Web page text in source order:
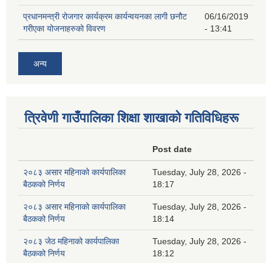
प्रधानमन्त्री रोजगार कार्यक्रम कार्यन्वयनका लागी छनौट
गरीएका योजनाहरुको विवरण
06/16/2019
- 13:41
अन्य
त्रिवेणी गाउँपालिका शिक्षा शाखाकाे गतिविधिहरू
Post date
२०८३ असार महिनाको कार्यपालिका
बैठकको निर्णय
Tuesday, July 28, 2026 -
18:17
२०८३ असार महिनाको कार्यपालिका
बैठकको निर्णय
Tuesday, July 28, 2026 -
18:14
२०८३ जेठ महिनाको कार्यपालिका
बैठकको निर्णय
Tuesday, July 28, 2026 -
18:12